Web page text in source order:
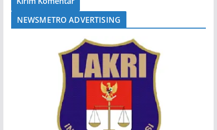
NEWSMETRO ADVERTISING